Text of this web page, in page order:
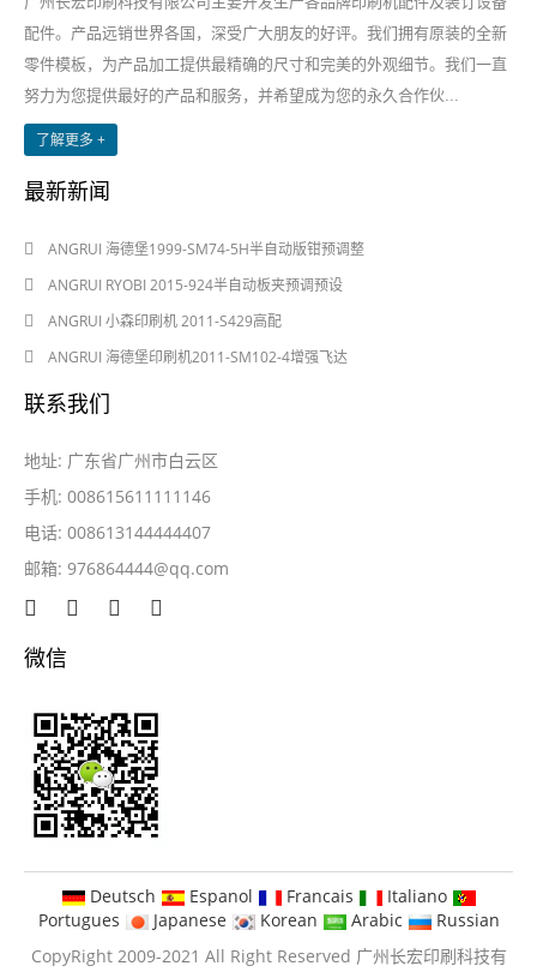
配件。产品远销世界各国，深受广大朋友的好评。我们拥有原装的全新
零件模板，为产品加工提供最精确的尺寸和完美的外观细节。我们一直
努力为您提供最好的产品和服务，并希望成为您的永久合作伙...
了解更多 +
最新新闻
ANGRUI 海德堡1999-SM74-5H半自动版钳预调整
ANGRUI RYOBI 2015-924半自动板夹预调预设
ANGRUI 小森印刷机 2011-S429高配
ANGRUI 海德堡印刷机2011-SM102-4增强飞达
联系我们
地址: 广东省广州市白云区
手机: 008615611111146
电话: 008613144444407
邮箱: 976864444@qq.com
微信
Deutsch Espanol Francais
Italiano
Portugues
Japanese Korean Arabic
Russian
CopyRight 2009-2021 All Right Reserved 广州长宏印刷科技有